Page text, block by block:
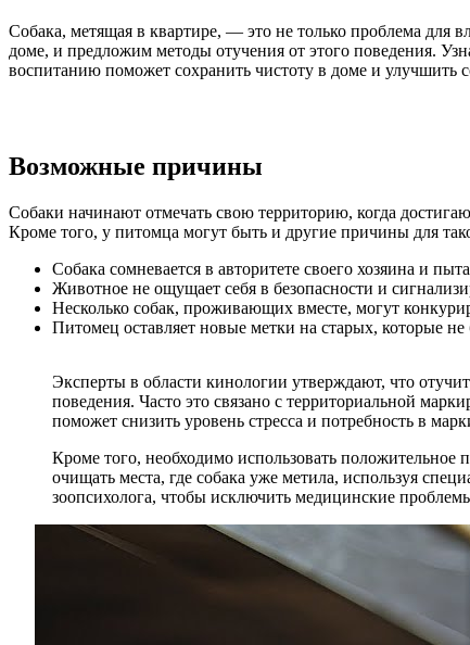
Собака, метящая в квартире, — это не только проблема для
доме, и предложим методы отучения от этого поведения.
воспитанию поможет сохранить чистоту в доме и улучшить
Возможные причины
Собаки начинают отмечать свою территорию, когда
Кроме того, у питомца могут быть и другие причины для
Собака сомневается в авторитете своего хозяина и
Животное не ощущает себя в безопасности и
Несколько собак, проживающих вместе, могут
Питомец оставляет новые метки на старых, которые
Эксперты в области кинологии утверждают, что
поведения. Часто это связано с территориальной
поможет снизить уровень стресса и потребность в
Кроме того, необходимо использовать положительное
очищать места, где собака уже метила, используя
зоопсихолога, чтобы исключить медицинские